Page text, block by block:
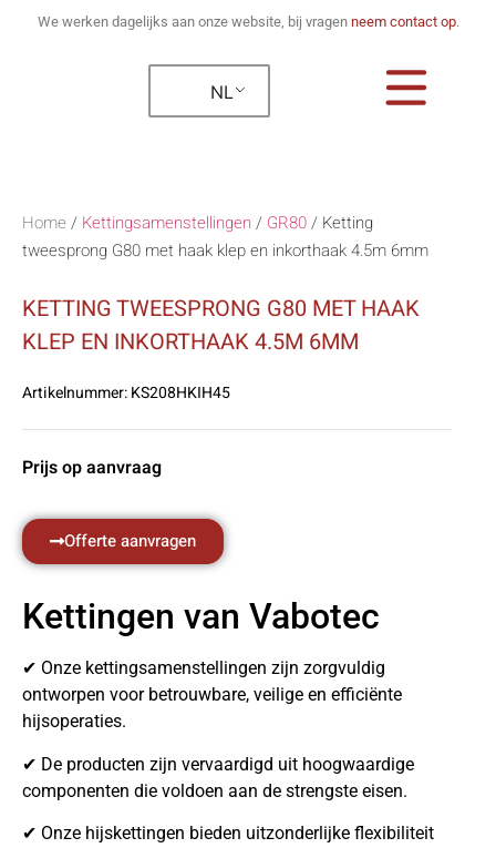
We werken dagelijks aan onze website, bij vragen neem contact op.
NL
Home / Kettingsamenstellingen / GR80/ Ketting
tweesprong G80 met haak klep en inkorthaak 4.5m 6mm
KETTING TWEESPRONG G80 MET HAAK
KLEP EN INKORTHAAK 4.5M 6MM
Artikelnummer:KS208HKIH45
Prijs op aanvraag
Offerte aanvragen
Kettingen van Vabotec
✔ Onze kettingsamenstellingen zijn zorgvuldig
ontworpen voor betrouwbare, veilige en efficiënte
hijsoperaties.
✔ De producten zijn vervaardigd uit hoogwaardige
componenten die voldoen aan de strengste eisen.
✔ Onze hijskettingen bieden uitzonderlijke flexibiliteit